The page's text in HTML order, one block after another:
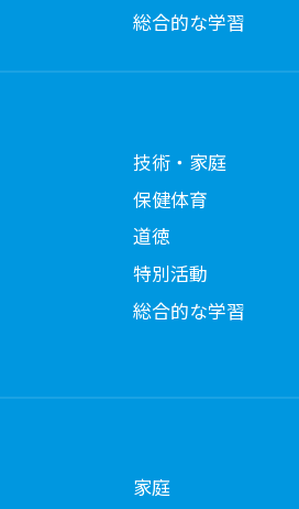
総合的な学習
技術・家庭
保健体育
道徳
特別活動
総合的な学習
家庭